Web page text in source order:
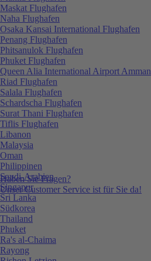
Haben Sie Fragen?
Unser Customer Service ist für Sie da!
Maskat Flughafen
Naha Flughafen
Osaka Kansai International Flughafen
Penang Flughafen
Phitsanulok Flughafen
Phuket Flughafen
Queen Alia International Airport Amman
Riad Flughafen
Salala Flughafen
Schardscha Flughafen
Surat Thani Flughafen
Tiflis Flughafen
Libanon
Malaysia
Oman
Philippinen
Saudi-Arabien
Singapur
Sri Lanka
Südkorea
Thailand
Phuket
Ra's al-Chaima
Rayong